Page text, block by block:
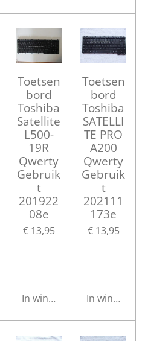
Toetsen
bord
Toshiba
Satellite
L500-
19R
Qwerty
Gebruik
t
201922
08e
€ 13,95
In winkelwagen
Toetsen
bord
Toshiba
SATELLI
TE PRO
A200
Qwerty
Gebruik
t
202111
173e
€ 13,95
In